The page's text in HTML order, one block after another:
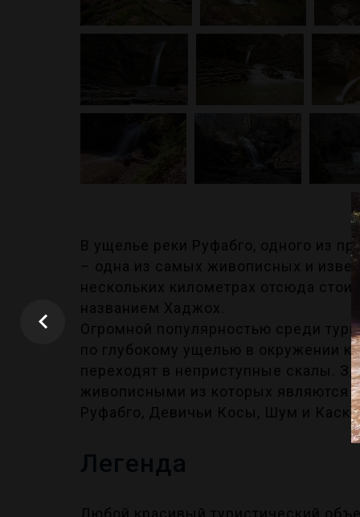
В ущелье реки Руфабго, одного из
– одна из самых живописных и
нескольких километрах отсюда
названием Хаджох.
Огромной популярностью среди
по глубокому ущелью в окружении
переходят в неприступные скалы.
живописными из которых являются
Руфабго, Девичьи Косы, Шум и
Легенда
Любой красивый туристический